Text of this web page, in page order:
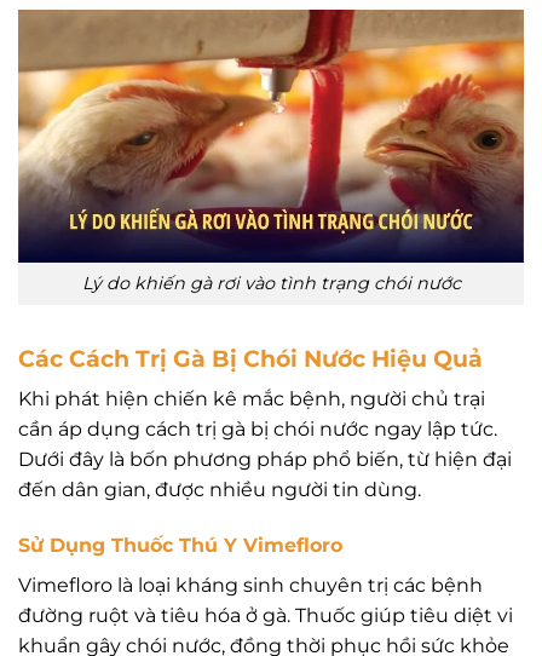
Lý do khiến gà rơi vào tình trạng chói nước
Các Cách Trị Gà Bị Chói Nước Hiệu Quả
Khi phát hiện chiến kê mắc bệnh, người chủ trại
cần áp dụng cách trị gà bị chói nước ngay lập tức.
Dưới đây là bốn phương pháp phổ biến, từ hiện đại
đến dân gian, được nhiều người tin dùng.
Sử Dụng Thuốc Thú Y Vimefloro
Vimefloro là loại kháng sinh chuyên trị các bệnh
đường ruột và tiêu hóa ở gà. Thuốc giúp tiêu diệt vi
khuẩn gây chói nước, đồng thời phục hồi sức khỏe